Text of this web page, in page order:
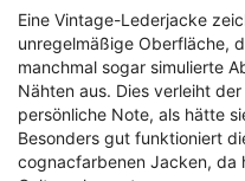
Eine Vintage-Lederjacke
unregelmäßige Oberfläche,
manchmal sogar simulierte
Nähten aus. Dies verleiht
persönliche Note, als hätte
Besonders gut funktioniert
cognacfarbenen Jacken, da